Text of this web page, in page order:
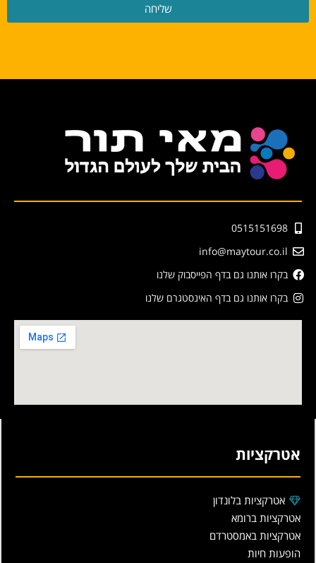
שליחה
0515151698
info@maytour.co.il
בקרו אותנו גם בדף הפייסבוק שלנו
בקרו אותנו גם בדף האינסטגרם שלנו
אטרקציות
אטרקציות בלונדון
אטרקציות ברומא
אטרקציות באמסטרדם
הופעות חיות